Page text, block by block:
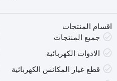
اقسام المنتجات
جميع المنتجات
الادوات الكهربائية
قطع غيار المكانس الكهربائية